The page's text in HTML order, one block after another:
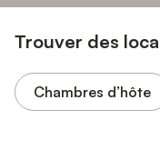
Trouver des
Chambres d’hôte